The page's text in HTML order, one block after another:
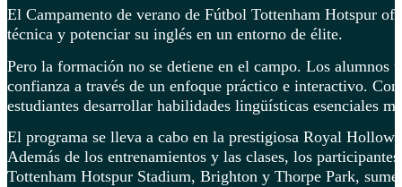
El Campamento de verano de Fútbol Tottenham Hotspur
técnica y potenciar su inglés en un entorno de élite.
Pero la formación no se detiene en el campo. Los alumnos
confianza a través de un enfoque práctico e interactivo.
estudiantes desarrollar habilidades lingüísticas esenciales
El programa se lleva a cabo en la prestigiosa Royal
Además de los entrenamientos y las clases, los
Tottenham Hotspur Stadium, Brighton y Thorpe Park,